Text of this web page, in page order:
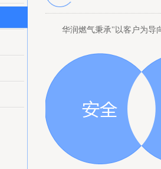
华润燃气秉承"以客户为导